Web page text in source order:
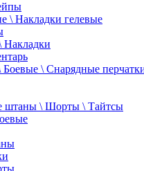
\ Накладки гелевые
\ Снарядные
штаны \ Шорты \ Тайтсы